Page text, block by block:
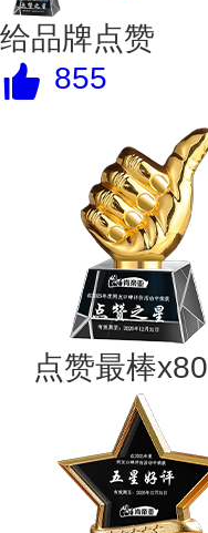
给品牌点赞
855
点赞最棒x80